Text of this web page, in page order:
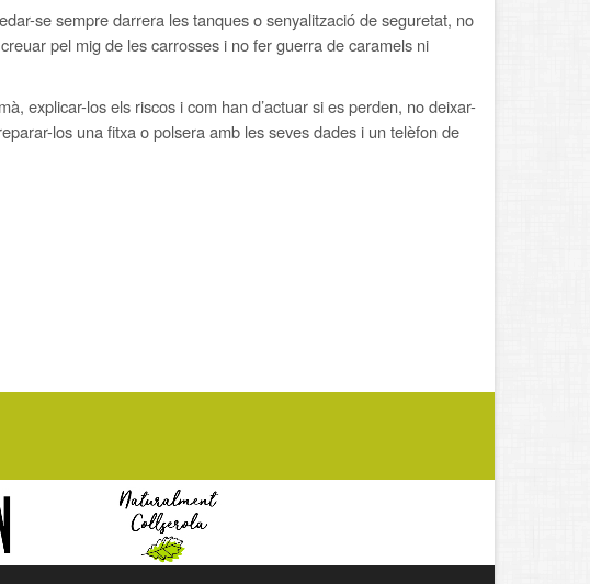
se sempre darrera les tanques o senyalització de seguretat, no
pel mig de les carrosses i no fer guerra de caramels ni
explicar-los els riscos i com han d’actuar si es perden, no deixar-
los una fitxa o polsera amb les seves dades i un telèfon de